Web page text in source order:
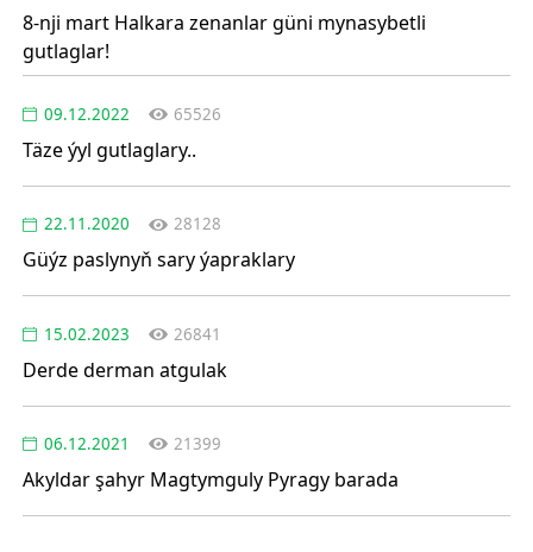
8-nji mart Halkara zenanlar güni mynasybetli
gutlaglar!
09.12.2022 65526
Täze ýyl gutlaglary..
22.11.2020 28128
Güýz paslynyň sary ýapraklary
15.02.2023 26841
Derde derman atgulak
06.12.2021 21399
Akyldar şahyr Magtymguly Pyragy barada